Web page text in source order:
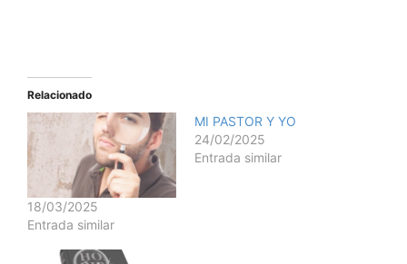
Relacionado
18/03/2025
Entrada similar
MI PASTOR Y YO
24/02/2025
Entrada similar